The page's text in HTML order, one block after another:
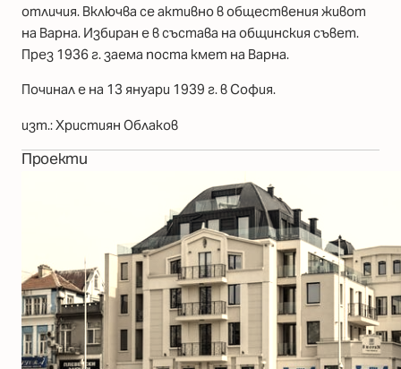
отличия. Включва се активно в обществения живот
на Варна. Избиран е в състава на общинския съвет.
През 1936 г. заема поста кмет на Варна.
Починал е на 13 януари 1939 г. в София.
изт.: Християн Облаков
Проекти